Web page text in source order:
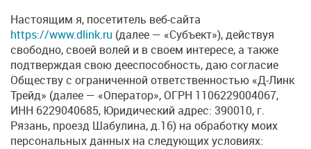
Настоящим я, посетитель веб-сайта
https://www.dlink.ru (далее — «Субъект»), действуя
свободно, своей волей и в своем интересе, а также
подтверждая свою дееспособность, даю согласие
Обществу с ограниченной ответственностью «Д-Линк
Трейд» (далее — «Оператор», ОГРН 1106229004067,
ИНН 6229040685, Юридический адрес: 390010, г.
Рязань, проезд Шабулина, д.16) на обработку моих
персональных данных на следующих условиях: